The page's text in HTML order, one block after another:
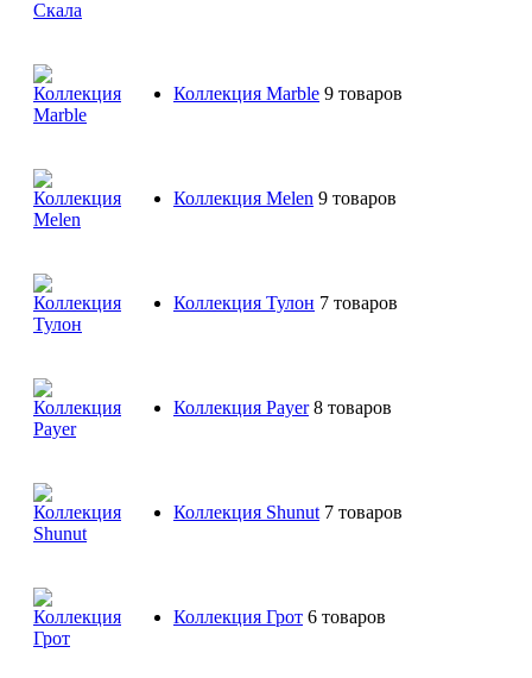
Коллекция Marble 9 товаров
Коллекция Melen 9 товаров
Коллекция Тулон 7 товаров
Коллекция Payer 8 товаров
Коллекция Shunut 7 товаров
Коллекция Грот 6 товаров